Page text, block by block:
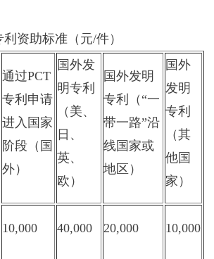
利资助标准（元/件）
通过PCT
专利申请
进入国家
阶段（国
外）
国外发
明专利
（美、
日、
英、
欧）
国外发明
专利（“一
带一路”沿
线国家或
地区）
国外
发明
专利
（其
他国
家）
10,000 40,000 20,000 10,000